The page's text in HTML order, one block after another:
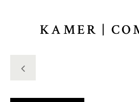
WEBSHOP
KAMER |